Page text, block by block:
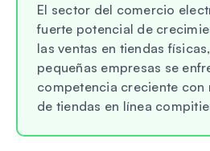
El sector del comercio
fuerte potencial de
las ventas en tiendas
pequeñas empresas se
competencia creciente con
de tiendas en línea